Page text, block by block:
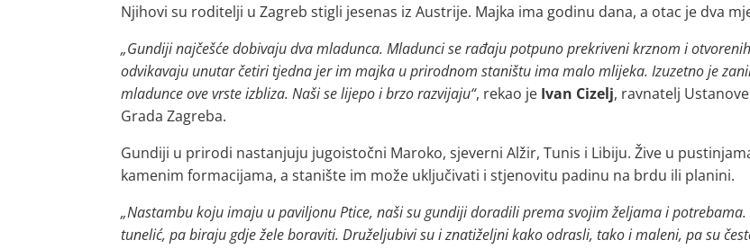
Njihovi su roditelji u Zagreb stigli jesenas iz Austrije. Majka ima godinu dana, a otac je dva
„Gundiji najčešće dobivaju dva mladunca. Mladunci se rađaju potpuno prekriveni krznom i
odvikavaju unutar četiri tjedna jer im majka u prirodnom staništu ima malo mlijeka. Izuzetno je
mladunce ove vrste izbliza. Naši se lijepo i brzo razvijaju“, rekao je Ivan Cizelj, ravnatelj
Grada Zagreba.
Gundiji u prirodi nastanjuju jugoistočni Maroko, sjeverni Alžir, Tunis i Libiju. Žive u
kamenim formacijama, a stanište im može uključivati ​​i stjenovitu padinu na brdu ili planini.
„Nastambu koju imaju u paviljonu Ptice,naši su gundijidoradili prema svojim željama i
tunelić, pa biraju gdje žele boraviti. Druželjubivi su i znatiželjni kako odrasli, tako i maleni, pa su